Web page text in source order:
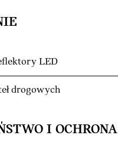
LED
drogowych
I OCHRONA